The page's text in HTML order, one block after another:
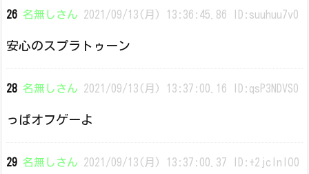
26 名無しさん 2021/09/13(月) 13:36:45.86 ID:suuhuu7v0
安心のスプラトゥーン
28 名無しさん 2021/09/13(月) 13:37:00.16 ID:qsP3NDVS0
っぱオフゲーよ
29 名無しさん 2021/09/13(月) 13:37:00.37 ID:+2jcInIO0